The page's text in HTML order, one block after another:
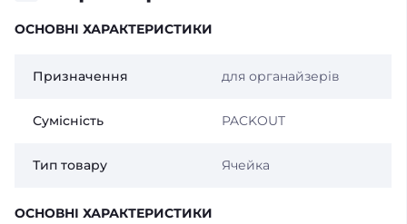
ОСНОВНІ ХАРАКТЕРИСТИКИ
Призначення для органайзерів
Сумісність PACKOUT
Тип товару Ячейка
ОСНОВНІ ХАРАКТЕРИСТИКИ